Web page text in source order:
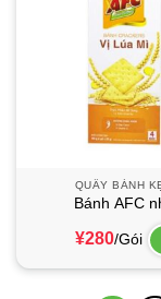
QUẦY BÁNH
Bánh AFC
¥280/Gói